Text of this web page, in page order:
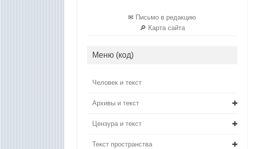
✉ Письмо в редакцию
🔎 Карта сайта
Меню (код)
Человек и текст
Архивы и текст
Цензура и текст
Текст пространства